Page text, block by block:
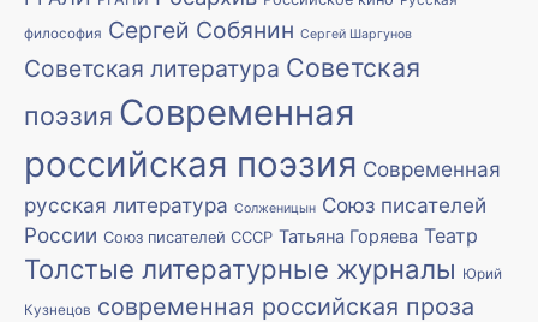
философия Сергей Собянин Сергей Шаргунов
Советская литература Советская
поэзия Современная
российская поэзия Современная
русская литература Солженицын Союз писателей
России Союз писателей СССР Татьяна Горяева Театр
Толстые литературные журналы Юрий
Кузнецов современная российская проза